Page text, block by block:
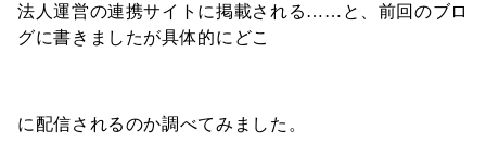
法人運営の連携サイトに掲載される……と、前回のブロ
グに書きましたが具体的にどこ
に配信されるのか調べてみました。